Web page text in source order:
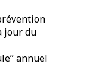
jour du
annuel